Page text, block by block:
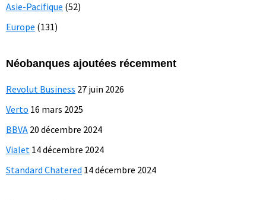
Asie-Pacifique (52)
Europe (131)
Néobanques ajoutées récemment
Revolut Business 27 juin 2026
Verto 16 mars 2025
BBVA 20 décembre 2024
Vialet 14 décembre 2024
Standard Chatered 14 décembre 2024